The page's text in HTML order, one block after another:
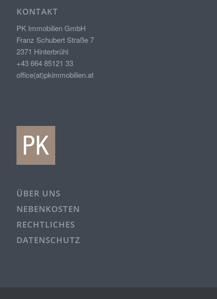
KONTAKT
PK Immobilien GmbH
Franz Schubert Straße 7
2371 Hinterbrühl
+43 664 85121 33
office(at)pkimmobilien.at
ÜBER UNS
NEBENKOSTEN
RECHTLICHES
DATENSCHUTZ